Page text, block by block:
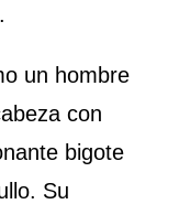
un hombre
con
bigote
Su